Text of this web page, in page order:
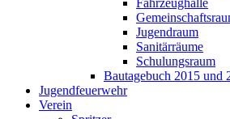
Fahrzeughalle
Jugendraum
Sanitärräume
Schulungsraum
Bautagebuch 2015 und
Jugendfeuerwehr
Verein